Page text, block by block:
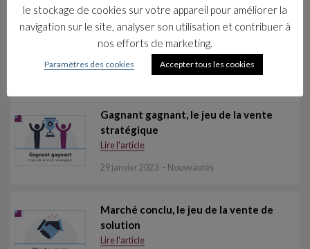
Intégrer les outils et la méthode de
résolution de problèmes
Lire l'article
4 janvier 2021 Témoignages & Réalisations
Gagnant gagnant, le jeu de la vente
stratégique
Lire l'article
29 janvier 2023 Nouveautés
Marché conclu, le jeu de la vente de
solution
Lire l'article
le stockage de cookies sur votre appareil pour améliorer la
navigation sur le site, analyser son utilisation et contribuer à
nos efforts de marketing.
Paramètres des cookies Accepter tous les cookies